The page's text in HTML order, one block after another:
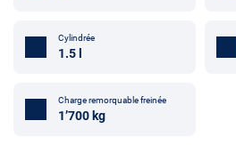
Cylindrée
1.5 l
Charge remorquable freinée
1’700 kg